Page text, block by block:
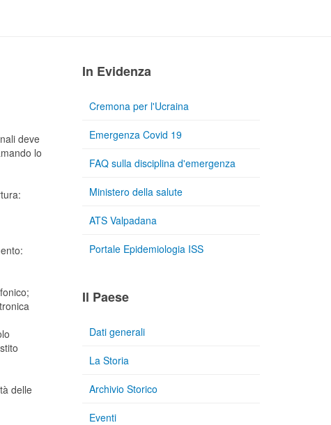
deve
lo
delle
In Evidenza
Cremona per l'Ucraina
Emergenza Covid 19
FAQ sulla disciplina d'emergenza
Ministero della salute
ATS Valpadana
Portale Epidemiologia ISS
Il Paese
Dati generali
La Storia
Archivio Storico
Eventi